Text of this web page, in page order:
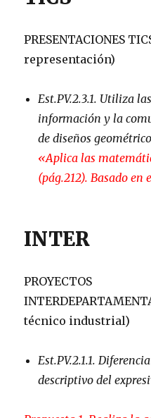
PRESENTACIONES
representación)
Est.PV.2.3.1. Utiliza
información y la
de diseños
«Aplica las
(pág.212). Basado en
INTER
PROYECTOS
técnico industrial)
Est.PV.2.1.1.
descriptivo del